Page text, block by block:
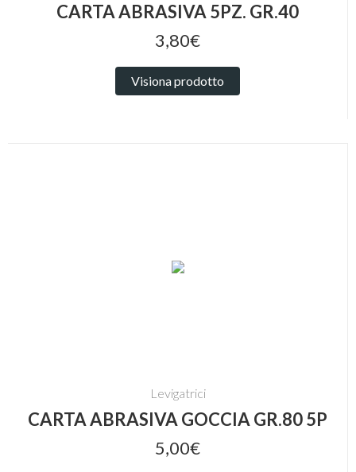
CARTA ABRASIVA 5PZ. GR.40
3,80€
Visiona prodotto
Levigatrici
CARTA ABRASIVA GOCCIA GR.80 5P
5,00€